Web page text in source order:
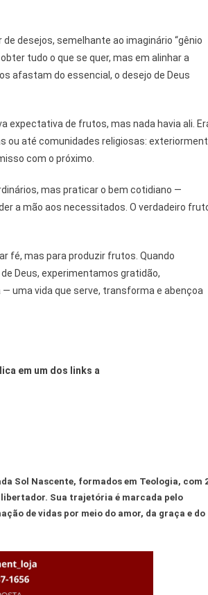
desejos, semelhante ao imaginário “gênio
tudo o que se quer, mas em alinhar a
afastam do essencial, o desejo de Deus
expectativa de frutos, mas nada havia ali.
ou até comunidades religiosas:
com o próximo.
mas praticar o bem cotidiano —
a mão aos necessitados. O verdadeiro
fé, mas para produzir frutos. Quando
Deus, experimentamos gratidão,
uma vida que serve, transforma e abençoa
em um dos links a
Sol Nascente, formados em Teologia, com
Sua trajetória é marcada pelo
de vidas por meio do amor, da graça e do